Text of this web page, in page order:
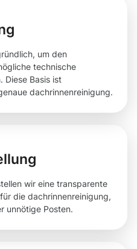
um den
technische
Diese Basis ist
dachrinnenreinigung.
wir eine transparente
die dachrinnenreinigung,
unnötige Posten.